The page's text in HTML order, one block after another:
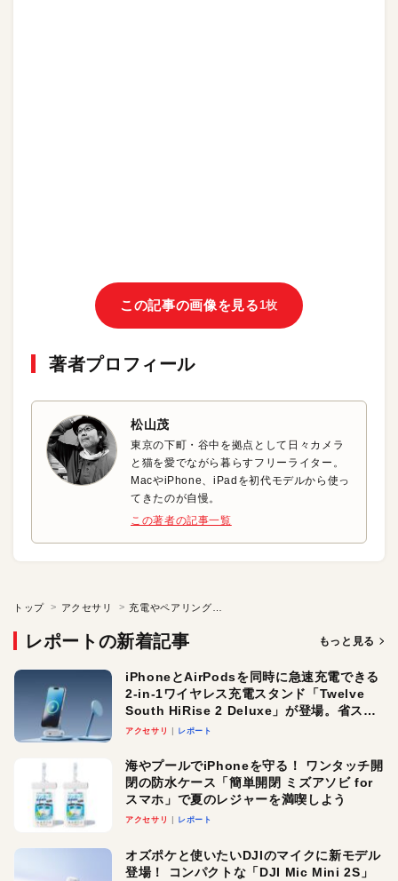
この記事の画像を見る 1枚
著者プロフィール
松山茂
東京の下町・谷中を拠点として日々カメラ
と猫を愛でながら暮らすフリーライター。
MacやiPhone、iPadを初代モデルから使っ
てきたのが自慢。
この著者の記事一覧
トップ アクセサリ
レポートの新着記事 もっと見る
iPhoneとAirPodsを同時に急速充電できる
2-in-1ワイヤレス充電スタンド「Twelve
South HiRise 2 Deluxe」が登場。省スペ
ースでおしゃれに充電したい人にオスス
アクセサリ レポート
海やプールでiPhoneを守る！ ワンタッチ開
閉の防水ケース「簡単開閉 ミズアソビ for
スマホ」で夏のレジャーを満喫しよう
アクセサリ レポート
オズポケと使いたいDJIのマイクに新モデル
登場！ コンパクトな「DJI Mic Mini 2S」